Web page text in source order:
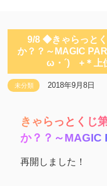
9/8 ◆きゃらっと
か？？～MAGIC
ω・´)ゞ+＊上
未分類 2018年9月8日
き ゃらっ と く じ
か？ ？ ～MAGIC
再開しました！